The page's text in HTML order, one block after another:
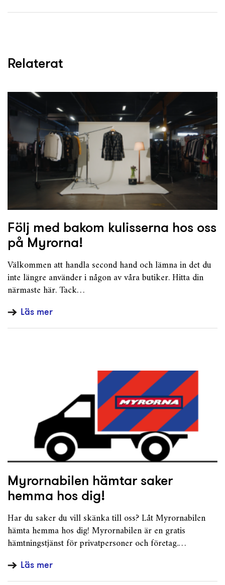
Relaterat
Följ med bakom kulisserna hos oss
på Myrorna!
Välkommen att handla second hand och lämna in det du
inte längre använder i någon av våra butiker. Hitta din
närmaste här. Tack…
Läs mer
Myrornabilen hämtar saker
hemma hos dig!
Har du saker du vill skänka till oss? Låt Myrornabilen
hämta hemma hos dig! Myrornabilen är en gratis
hämtningstjänst för privatpersoner och företag.…
Läs mer